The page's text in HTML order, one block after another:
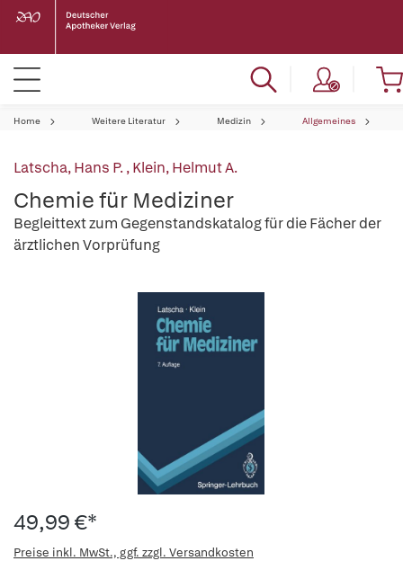
Home Weitere Literatur Medizin Allgemeines
Latscha, Hans P.,Klein, Helmut A.
Chemie für Mediziner
Begleittext zum Gegenstandskatalog für die Fächer der
ärztlichen Vorprüfung
49,99 €*
Preise inkl. MwSt., ggf. zzgl. Versandkosten